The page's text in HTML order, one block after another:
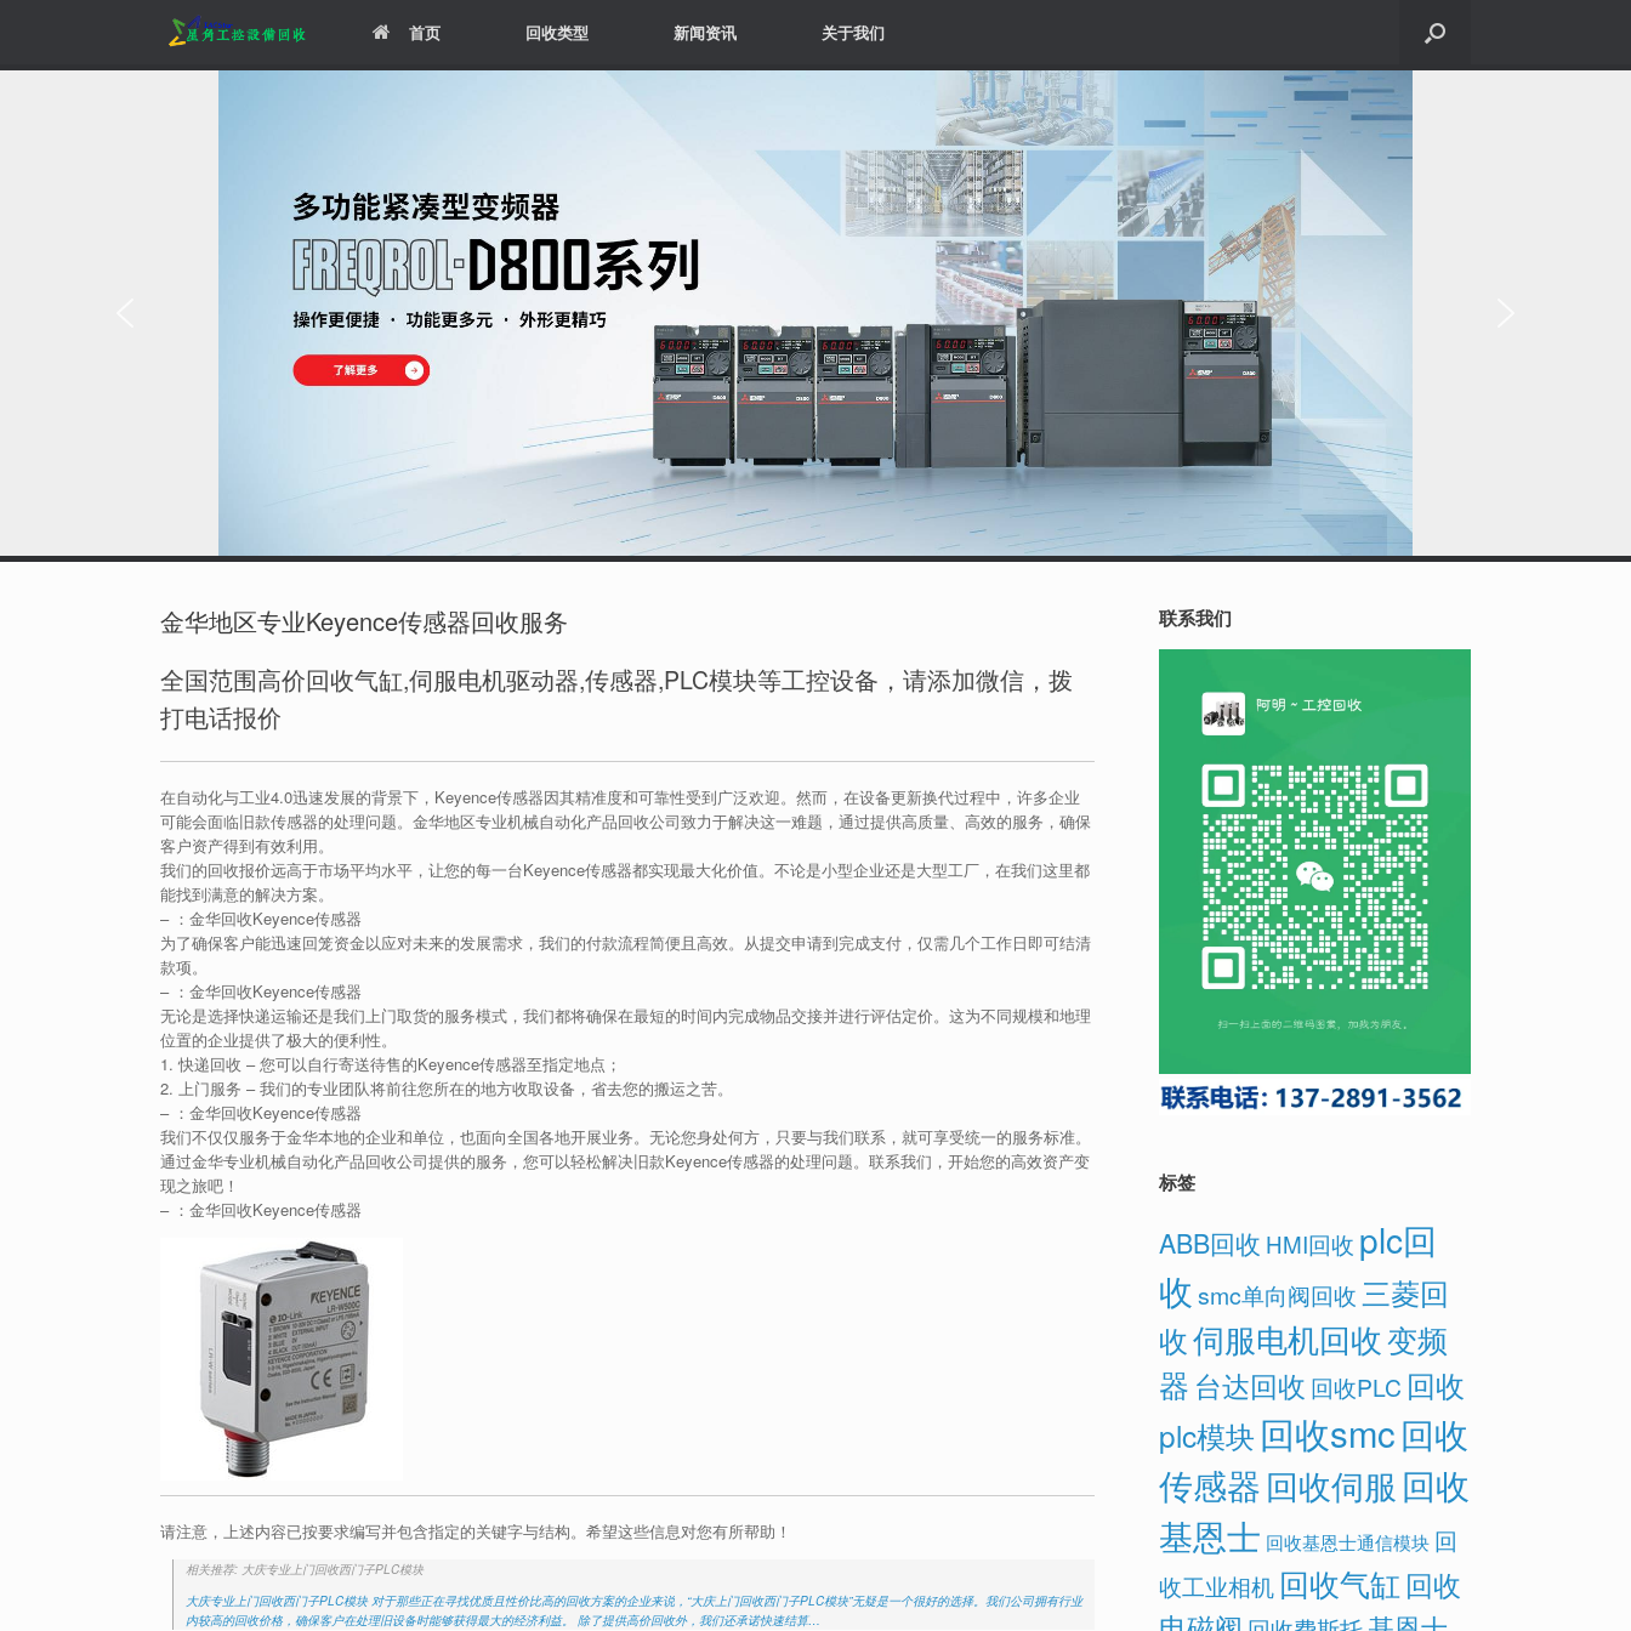
首页 回收类型 新闻资讯 关于我们
金华地区专业Keyence传感器回收服务
全国范围高价回收气缸,伺服电机驱动器,传感器,PLC模块等工控设备，请添加微信，拨
打电话报价
在自动化与工业4.0迅速发展的背景下，Keyence传感器因其精准度和可靠性受到广泛欢迎。然而，在设备更新换代过程中，许多企业
可能会面临旧款传感器的处理问题。金华地区专业机械自动化产品回收公司致力于解决这一难题，通过提供高质量、高效的服务，确保
客户资产得到有效利用。
我们的回收报价远高于市场平均水平，让您的每一台Keyence传感器都实现最大化价值。不论是小型企业还是大型工厂，在我们这里都
能找到满意的解决方案。
– ：金华回收Keyence传感器
为了确保客户能迅速回笼资金以应对未来的发展需求，我们的付款流程简便且高效。从提交申请到完成支付，仅需几个工作日即可结清
款项。
– ：金华回收Keyence传感器
无论是选择快递运输还是我们上门取货的服务模式，我们都将确保在最短的时间内完成物品交接并进行评估定价。这为不同规模和地理
位置的企业提供了极大的便利性。
1. 快递回收 – 您可以自行寄送待售的Keyence传感器至指定地点；
2. 上门服务 – 我们的专业团队将前往您所在的地方收取设备，省去您的搬运之苦。
– ：金华回收Keyence传感器
我们不仅仅服务于金华本地的企业和单位，也面向全国各地开展业务。无论您身处何方，只要与我们联系，就可享受统一的服务标准。
通过金华专业机械自动化产品回收公司提供的服务，您可以轻松解决旧款Keyence传感器的处理问题。联系我们，开始您的高效资产变
现之旅吧！
– ：金华回收Keyence传感器
请注意，上述内容已按要求编写并包含指定的关键字与结构。希望这些信息对您有所帮助！
相关推荐: 大庆专业上门回收西门子PLC模块
大庆专业上门回收西门子PLC模块 对于那些正在寻找优质且性价比高的回收方案的企业来说，“大庆上门回收西门子PLC模块”无疑是一个很好的选择。我们公司拥有行业
内较高的回收价格，确保客户在处理旧设备时能够获得最大的经济利益。 除了提供高价回收外，我们还承诺快速结算…
联系我们
标签
ABB回收 HMI回收 plc回
收 smc单向阀回收三菱回
收伺服电机回收变频
器 台达回收 回收PLC 回收
plc模块 回收smc回收
传感器回收伺服 回收
基恩士 回收基恩士通信模块 回
收工业相机 回收气缸 回收